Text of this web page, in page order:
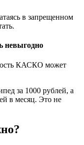
в запрещенном
невыгодно
КАСКО может
за 1000 рублей, а
в месяц. Это не